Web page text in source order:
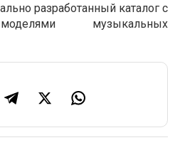
разработанный каталог с
музыкальных